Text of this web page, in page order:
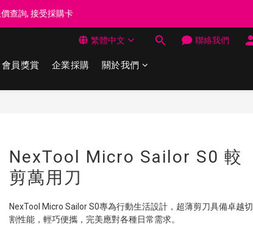
吸汗毛巾 韓國制 送完即止
查詢, 接受採購卡
吸汗毛巾 韓國制 送完即止
繁體中文 聯絡我們
會員獎賞 企業採購 關於我們
NexTool Micro Sailor S0 較
剪萬用刀
NexTool Micro Sailor S0專為行動生活設計，超薄剪刀具備卓越切
割性能，輕巧便攜，完美應對各種日常需求。